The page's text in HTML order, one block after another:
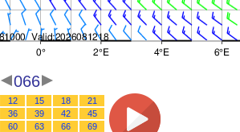
066
12 15 18
21
36 39 42
45
60 63 66
69